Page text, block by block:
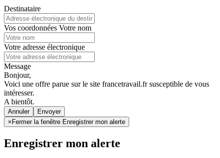
Destinataire
Vos coordonnées Votre nom
Votre adresse électronique
Message
Bonjour,
Voici une offre parue sur le site francetravail.fr susceptible de vous
intéresser.
A bientôt.
Annuler
× Fermer la fenêtre Enregistrer mon alerte
Enregistrer mon alerte